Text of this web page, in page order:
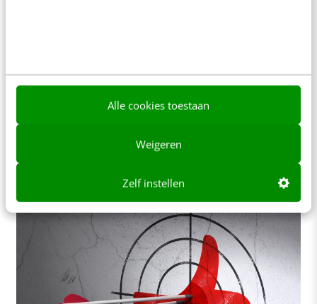
Alle cookies toestaan
Weigeren
Zelf instellen
De consument krijgt steeds meer keuzes bij
steeds minder leveranciers. Ooit was het Griekse
Peloponnesos over vele honderden kilometers
vastgeklonken aan het Europese…
Joost Steins Bisschop